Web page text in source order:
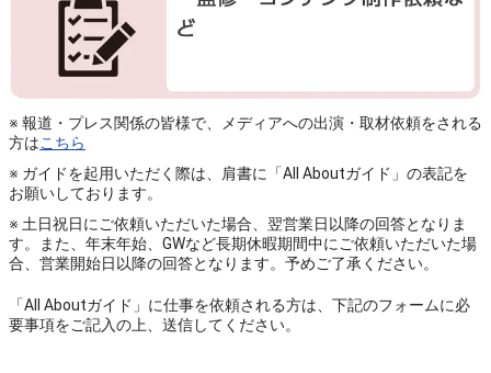
※ 報道・プレス関係の皆様で、メディアへの出演・取材依頼をされる
方はこちら
※ ガイドを起用いただく際は、肩書に「All Aboutガイド」の表記を
お願いしております。
※ 土日祝日にご依頼いただいた場合、翌営業日以降の回答となりま
す。また、年末年始、GWなど長期休暇期間中にご依頼いただいた場
合、営業開始日以降の回答となります。予めご了承ください。
「All Aboutガイド」に仕事を依頼される方は、下記のフォームに必
要事項をご記入の上、送信してください。